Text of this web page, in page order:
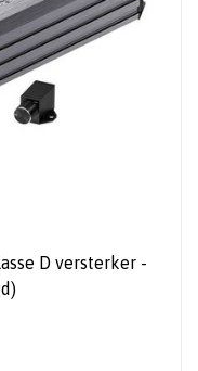
D versterker -